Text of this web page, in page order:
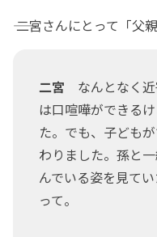
―― 二宮さんにとって「
二宮 なんとなく
は口喧嘩ができる
た。でも、子ども
わりました。孫と
んでいる姿を見て
って。